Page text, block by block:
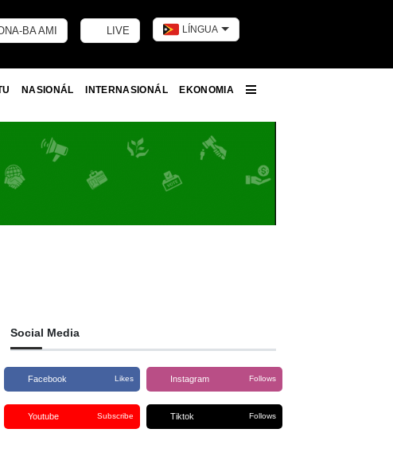
BA AMI LIVE LÍNGUA
NASIONÁL INTERNASIONÁL
EKONOMIA
Social Media
Facebook Likes Instagram Follows
Youtube Subscribe Tiktok Follows